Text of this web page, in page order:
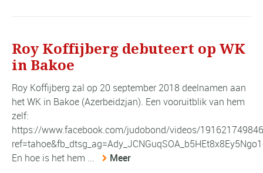
Roy Koffijberg debuteert op WK
in Bakoe
Roy Koffijberg zal op 20 september 2018 deelnamen aan
het WK in Bakoe (Azerbeidzjan). Een vooruitblik van hem
zelf:
https://www.facebook.com/judobond/videos/
En hoe is het hem ...
Meer